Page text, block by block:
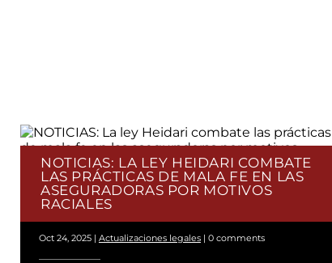
NOTICIAS: LA LEY HEIDARI COMBATE
LAS PRÁCTICAS DE MALA FE EN LAS
ASEGURADORAS POR MOTIVOS
RACIALES
Oct 24, 2025 | Actualizaciones legales| 0 comments